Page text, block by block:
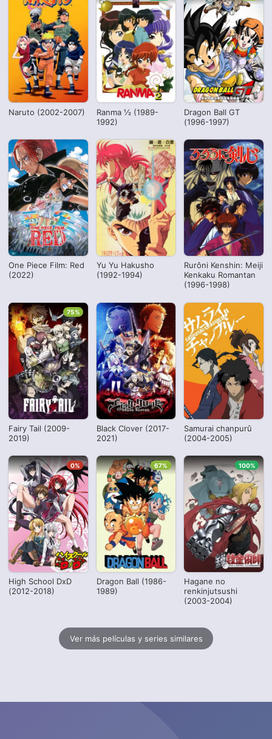
Naruto (2002-2007)
Ranma ½ (1989-
1992)
Dragon Ball GT
(1996-1997)
One Piece Film: Red
(2022)
Yu Yu Hakusho
(1992-1994)
Rurôni Kenshin: Meiji
Kenkaku Romantan
(1996-1998)
Fairy Tail (2009-
2019)
75%
Black Clover (2017-
2021)
Samurai chanpurû
(2004-2005)
High School DxD
(2012-2018)
0%
Dragon Ball (1986-
1989)
67%
Hagane no
renkinjutsushi
(2003-2004)
100%
Ver más películas y series similares